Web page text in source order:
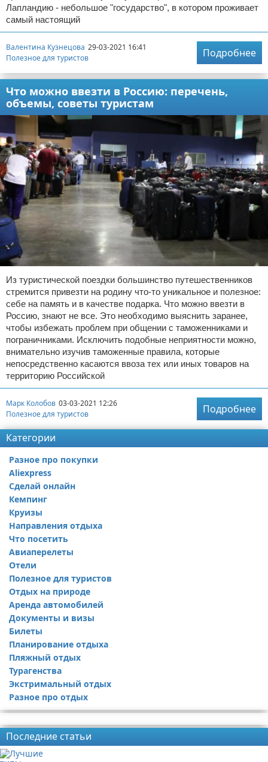
Лапландию - небольшое "государство", в котором проживает
самый настоящий
Валентина Кузнецова 29-03-2021 16:41
Полезное для туристов
Подробнее
Что можно ввезти в Россию: перечень,
объемы, советы туристам
Из туристической поездки большинство путешественников
стремится привезти на родину что-то уникальное и полезное:
себе на память и в качестве подарка. Что можно ввезти в
Россию, знают не все. Это необходимо выяснить заранее,
чтобы избежать проблем при общении с таможенниками и
пограничниками. Исключить подобные неприятности можно,
внимательно изучив таможенные правила, которые
непосредственно касаются ввоза тех или иных товаров на
территорию Российской
Марк Колобов 03-03-2021 12:26
Полезное для туристов
Подробнее
Категории
Разное про покупки
Aliexpress
Сделай онлайн
Кемпинг
Круизы
Направления отдыха
Что посетить
Авиаперелеты
Отели
Полезное для туристов
Отдых на природе
Аренда автомобилей
Документы и визы
Билеты
Планирование отдыха
Пляжный отдых
Турагенства
Экстримальный отдых
Разное про отдых
Последние статьи